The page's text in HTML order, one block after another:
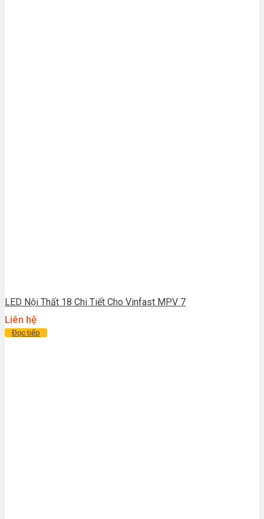
LED Nội Thất 18 Chi Tiết Cho Vinfast MPV 7
Liên hệ
Đọc tiếp